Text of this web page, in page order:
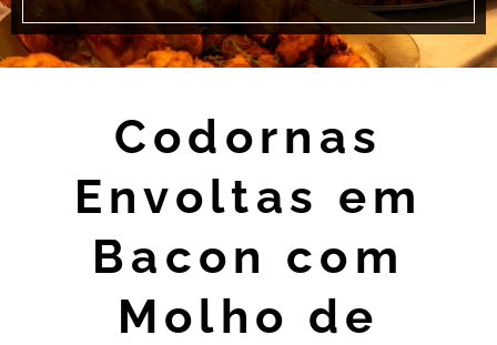
Codornas
Envoltas em
Bacon com
Molho de